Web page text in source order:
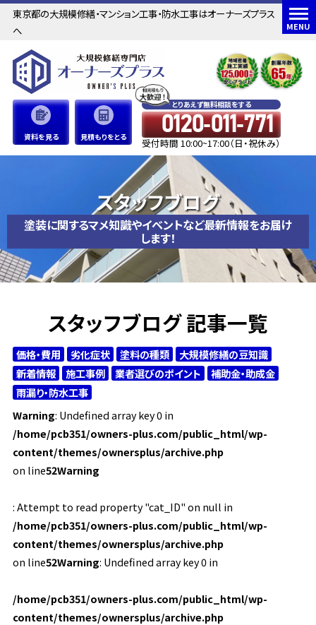
MENU
東京都の大規模修繕・マンション工事・防水工事はオーナーズプラス
へ
資料を見る 見積もりをとる
とりあえず無料相談をする
0120-011-771
受付時間 10:00~17:00（日・祝休み）
スタッフブログ
塗装に関するマメ知識やイベントなど最新情報をお届け
します！
スタッフブログ 記事一覧
価格・費用 劣化症状 塗料の種類
大規模修繕の豆知識
新着情報
施工事例 業者選びのポイント
補助金・助成金
雨漏り・防水工事
Warning: Undefined array key 0 in
/home/pcb351/owners-plus.com/public_html/wp-
content/themes/ownersplus/archive.php
on line52Warning
: Attempt to read property "cat_ID" on null in
/home/pcb351/owners-plus.com/public_html/wp-
content/themes/ownersplus/archive.php
on line52Warning: Undefined array key 0 in
/home/pcb351/owners-plus.com/public_html/wp-
content/themes/ownersplus/archive.php